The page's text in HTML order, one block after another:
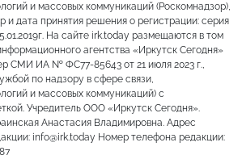
и массовых коммуникаций (Роскомнадзор),
и дата принятия решения о регистрации: серия
На сайте irk.today размещаются в том
агентства «Иркутск Сегодня»
СМИ ИА № ФС77-85643 от 21 июля 2023 г.,
по надзору в сфере связи,
и массовых коммуникаций) с
Учредитель ООО «Иркутск Сегодня».
Анастасия Владимировна. Адрес
info@irk.today Номер телефона редакции: